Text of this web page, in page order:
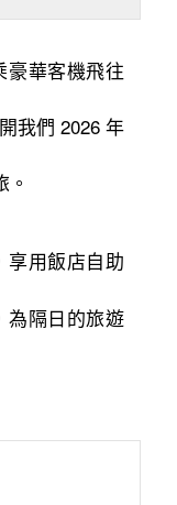
豪華客機飛往
我們 2026 年
享用飯店自助
為隔日的旅遊